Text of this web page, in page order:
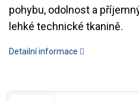
pohybu, odolnost a
lehké technické tkanině.
Detailní informace